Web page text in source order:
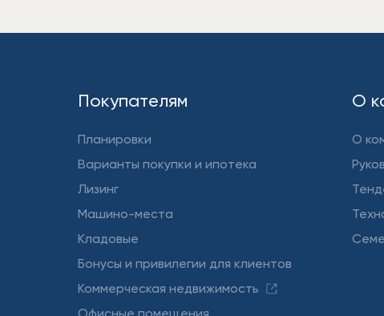
Покупателям
Планировки
Варианты покупки и ипотека
Лизинг
Машино-места
Кладовые
Бонусы и привилегии для клиентов
Коммерческая недвижимость
О
О